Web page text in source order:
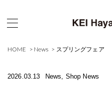
HOME News スプリングフェア
2026.03.13 News, Shop News